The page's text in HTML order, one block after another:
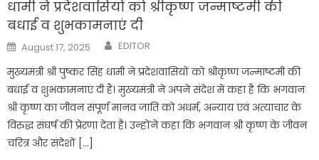
धामी ने प्रदेशवासियों को श्रीकृष्ण जन्माष्टमी की
बधाई व शुभकामनाएं दी
Posted
on
August 17, 2025 Author
EDITOR
मुख्यमंत्री श्री पुष्कर सिंह धामी ने प्रदेशवासियों को श्रीकृष्ण जन्माष्टमी की
बधाई व शुभकामनाएं दी हैं। मुख्यमंत्री ने अपने संदेश में कहा है कि भगवान
श्री कृष्ण का जीवन संपूर्ण मानव जाति को अधर्म, अन्याय एवं अत्याचार के
विरुद्ध संघर्ष की प्रेरणा देता है। उन्होंने कहा कि भगवान श्री कृष्ण के जीवन
चरित्र और संदेशों […]